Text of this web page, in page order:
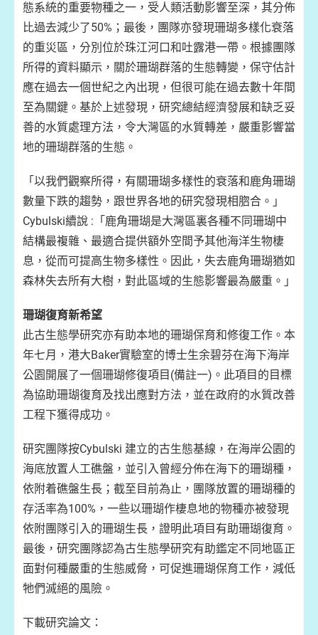
態系統的重要物種之一，受人類活動影響至深，其分佈
比過去減少了50%；最後，團隊亦發現珊瑚多樣化衰落
的重災區，分別位於珠江河口和吐露港一帶。根據團隊
所得的資料顯示，關於珊瑚群落的生態轉變，保守估計
應在過去一個世紀之內出現，但很可能在過去數十年間
至為關鍵。基於上述發現，研究總結經濟發展和缺乏妥
善的水質處理方法，令大灣區的水質轉差，嚴重影響當
地的珊瑚群落的生態。
「以我們觀察所得，有關珊瑚多樣性的衰落和鹿角珊瑚
數量下跌的趨勢，跟世界各地的研究發現相脗合。」
Cybulski續說 :「鹿角珊瑚是大灣區裏各種不同珊瑚中
結構最複雜、最適合提供額外空間予其他海洋生物棲
息，從而可提高生物多樣性。因此，失去鹿角珊瑚猶如
森林失去所有大樹，對此區域的生態影響最為嚴重。」
珊瑚復育新希望
此古生態學研究亦有助本地的珊瑚保育和修復工作。本
年七月，港大Baker實驗室的博士生余碧芬在海下海岸
公園開展了一個珊瑚修復項目(備註一)。此項目的目標
為協助珊瑚復育及找出應對方法，並在政府的水質改善
工程下獲得成功。
研究團隊按Cybulski 建立的古生態基線，在海岸公園的
海底放置人工礁盤，並引入曾經分佈在海下的珊瑚種，
依附着礁盤生長；截至目前為止，團隊放置的珊瑚種的
存活率為100%，一些以珊瑚作棲息地的物種亦被發現
依附團隊引入的珊瑚生長，證明此項目有助珊瑚復育。
最後，研究團隊認為古生態學研究有助鑑定不同地區正
面對何種嚴重的生態威脅，可促進珊瑚保育工作，減低
牠們滅絕的風險。
下載研究論文：